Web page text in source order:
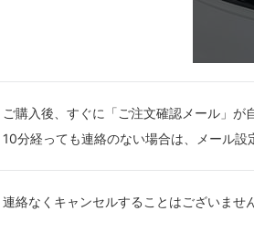
ご購入後、すぐに「ご注文確認メール」が
10分経っても連絡のない場合は、メール設
連絡なくキャンセルすることはございません